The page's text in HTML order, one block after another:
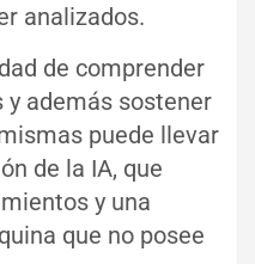
analizados.
de comprender
además sostener
puede llevar
de la IA, que
y una
que no posee